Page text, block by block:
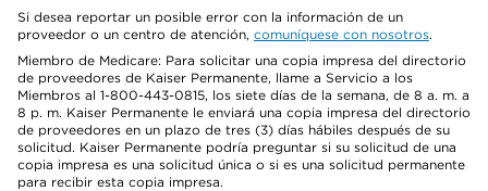
Si desea reportar un posible error con la información de un
proveedor o un centro de atención, comuníquese con nosotros.
Miembro de Medicare: Para solicitar una copia impresa del directorio
de proveedores de Kaiser Permanente, llame a Servicio a los
Miembros al 1-800-443-0815, los siete días de la semana, de 8 a. m. a
8 p. m. Kaiser Permanente le enviará una copia impresa del directorio
de proveedores en un plazo de tres (3) días hábiles después de su
solicitud. Kaiser Permanente podría preguntar si su solicitud de una
copia impresa es una solicitud única o si es una solicitud permanente
para recibir esta copia impresa.